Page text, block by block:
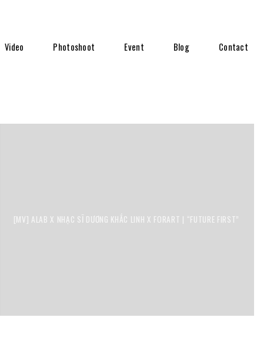
Video Photoshoot Event Blog Contact
[MV] ALAB X NHẠC SĨ DƯƠNG KHẮC LINH X FORART | “FUTURE FIRST”